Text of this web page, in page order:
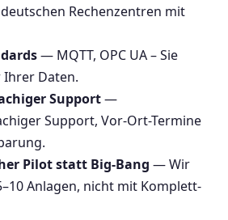
Rechenzentren mit
— MQTT, OPC UA – Sie
Daten.
Support—
Support, Vor-Ort-Termine
Pilot statt Big-Bang — Wir
Anlagen, nicht mit Komplett-